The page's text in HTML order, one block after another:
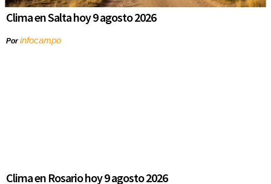
Clima en Salta hoy 9 agosto 2026
Porinfocampo
Clima en Rosario hoy 9 agosto 2026